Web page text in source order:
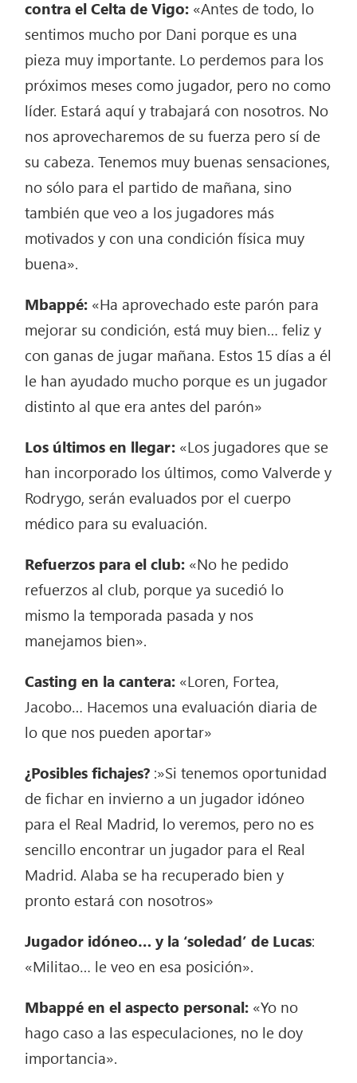
contra el Celta de Vigo: «Antes de todo, lo
sentimos mucho por Dani porque es una
pieza muy importante. Lo perdemos para los
próximos meses como jugador, pero no como
líder. Estará aquí y trabajará con nosotros. No
nos aprovecharemos de su fuerza pero sí de
su cabeza. Tenemos muy buenas sensaciones,
no sólo para el partido de mañana, sino
también que veo a los jugadores más
motivados y con una condición física muy
buena».
Mbappé: «Ha aprovechado este parón para
mejorar su condición, está muy bien… feliz y
con ganas de jugar mañana. Estos 15 días a él
le han ayudado mucho porque es un jugador
distinto al que era antes del parón»
Los últimos en llegar: «Los jugadores que se
han incorporado los últimos, como Valverde y
Rodrygo, serán evaluados por el cuerpo
médico para su evaluación.
Refuerzos para el club: «No he pedido
refuerzos al club, porque ya sucedió lo
mismo la temporada pasada y nos
manejamos bien».
Casting en la cantera: «Loren, Fortea,
Jacobo… Hacemos una evaluación diaria de
lo que nos pueden aportar»
¿Posibles fichajes? :»Si tenemos oportunidad
de fichar en invierno a un jugador idóneo
para el Real Madrid, lo veremos, pero no es
sencillo encontrar un jugador para el Real
Madrid. Alaba se ha recuperado bien y
pronto estará con nosotros»
Jugador idóneo… y la ‘soledad’ de Lucas:
«Militao… le veo en esa posición».
Mbappé en el aspecto personal: «Yo no
hago caso a las especulaciones, no le doy
importancia».